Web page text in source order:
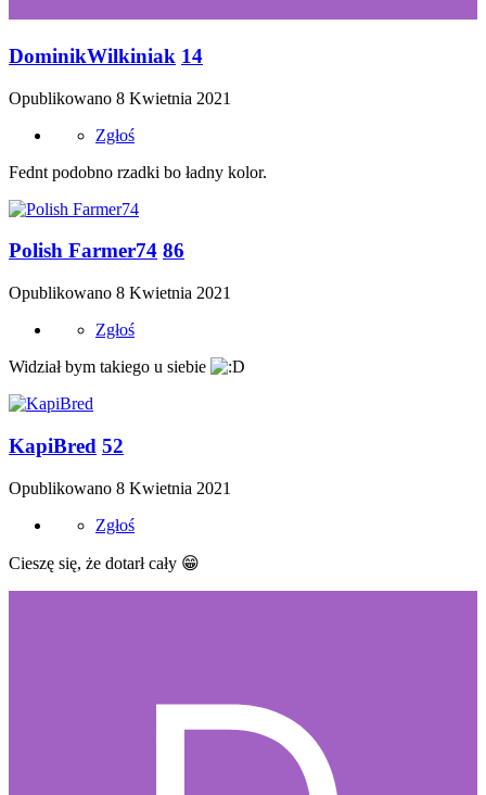
DominikWilkiniak 14
Opublikowano 8 Kwietnia 2021
Zgłoś
Fednt podobno rzadki bo ładny kolor.
Polish Farmer74 86
Opublikowano 8 Kwietnia 2021
Zgłoś
Widział bym takiego u siebie
KapiBred 52
Opublikowano 8 Kwietnia 2021
Zgłoś
Cieszę się, że dotarł cały 😁